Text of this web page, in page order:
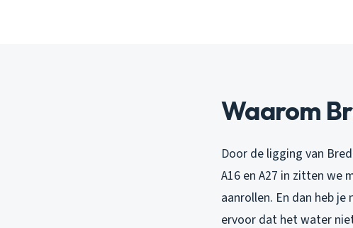
Waarom
Door de ligging van
A16 en A27 in zitten we
aanrollen. En dan heb
ervoor dat het water